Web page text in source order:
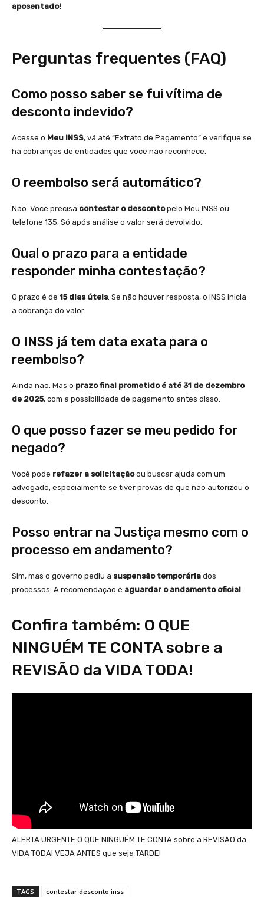
aposentado!
Perguntas frequentes (FAQ)
Como posso saber se fui vítima de
desconto indevido?
Acesse o Meu INSS, vá até “Extrato de Pagamento” e verifique se
há cobranças de entidades que você não reconhece.
O reembolso será automático?
Não. Você precisa contestar o descontopelo Meu INSS ou
telefone 135. Só após análise o valor será devolvido.
Qual o prazo para a entidade
responder minha contestação?
O prazo é de 15 dias úteis. Se não houver resposta, o INSS inicia
a cobrança do valor.
O INSS já tem data exata para o
reembolso?
Ainda não. Mas o prazo final prometido é até 31 de dezembro
de 2025, com a possibilidade de pagamento antes disso.
O que posso fazer se meu pedido for
negado?
Você pode refazer a solicitaçãoou buscar ajuda com um
advogado, especialmente se tiver provas de que não autorizou o
desconto.
Posso entrar na Justiça mesmo com o
processo em andamento?
Sim, mas o governo pediu a suspensão temporária dos
processos. A recomendação é aguardar o andamento oficial.
Confira também: O QUE
NINGUÉM TE CONTA sobre a
REVISÃO da VIDA TODA!
ALERTA URGENTE O QUE NINGUÉM TE CONTA sobre a REVISÃO da
VIDA TODA! VEJA ANTES que seja TARDE!
TAGS contestar desconto inss